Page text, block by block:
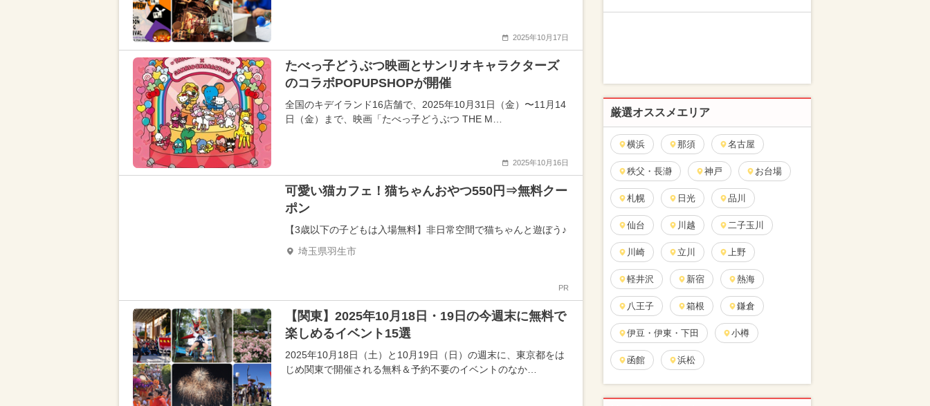
2025年10月17日
たべっ子どうぶつ映画とサンリオキャラクターズ
のコラボPOPUPSHOPが開催
全国のキデイランド16店舗で、2025年10月31日（金）〜11月14
日（金）まで、映画「たべっ子どうぶつ THE M…
2025年10月16日
可愛い猫カフェ！猫ちゃんおやつ550円⇒無料クー
ポン
【3歳以下の子どもは入場無料】非日常空間で猫ちゃんと遊ぼう♪
埼玉県羽生市
PR
【関東】2025年10月18日・19日の今週末に無料で
楽しめるイベント15選
2025年10月18日（土）と10月19日（日）の週末に、東京都をは
じめ関東で開催される無料＆予約不要のイベントのなか…
厳選オススメエリア
横浜 那須 名古屋
秩父・長瀞 神戸 お台場
札幌 日光 品川
仙台 川越 二子玉川
川崎 立川 上野
軽井沢 新宿 熱海
八王子 箱根 鎌倉
伊豆・伊東・下田 小樽
函館 浜松